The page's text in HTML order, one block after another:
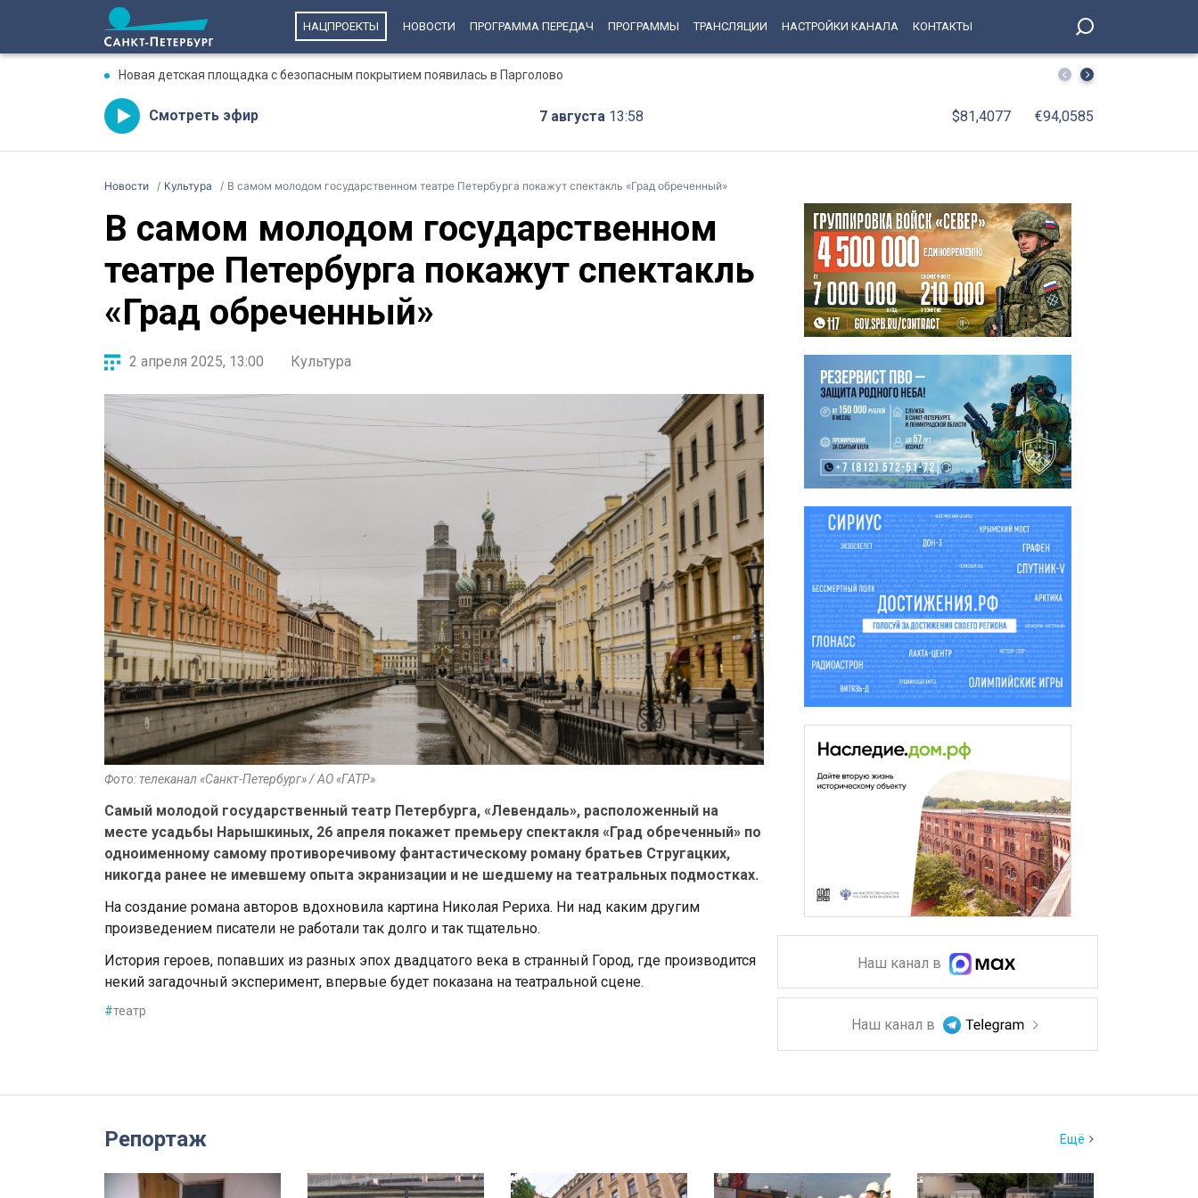
НАЦПРОЕКТЫ НОВОСТИ ПРОГРАММА ПЕРЕДАЧ ПРОГРАММЫ ТРАНСЛЯЦИИ НАСТРОЙКИ КАНАЛА КОНТАКТЫ
Новая детская площадка с безопасным покрытием появилась в Парголово Владимир Путин обсудил с Совбезом меры
Смотреть эфир 7 августа 13:58 $81,4077 €94,0585
Новости Культура В самом молодом государственном театре Петербурга покажут спектакль «Град обреченный»
В самом молодом государственном
театре Петербурга покажут спектакль
«Град обреченный»
2 апреля 2025, 13:00 Культура
Фото: телеканал «Санкт-Петербург» / АО «ГАТР»
Самый молодой государственный театр Петербурга, «Левендаль», расположенный на
месте усадьбы Нарышкиных, 26 апреля покажет премьеру спектакля «Град обреченный» по
одноименному самому противоречивому фантастическому роману братьев Стругацких,
никогда ранее не имевшему опыта экранизации и не шедшему на театральных подмостках.
На создание романа авторов вдохновила картина Николая Рериха. Ни над каким другим
произведением писатели не работали так долго и так тщательно.
История героев, попавших из разных эпох двадцатого века в странный Город, где производится
некий загадочный эксперимент, впервые будет показана на театральной сцене.
#театр
Наш канал в
Наш канал в
Репортаж Ещё